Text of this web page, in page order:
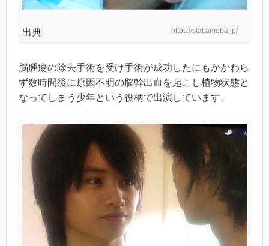
出典 https://stat.ameba.jp/
脳腫瘍の除去手術を受け手術が成功したにもかかわら
ず数時間後に原因不明の脳幹出血を起こし植物状態と
なってしまう少年という役柄で出演しています。